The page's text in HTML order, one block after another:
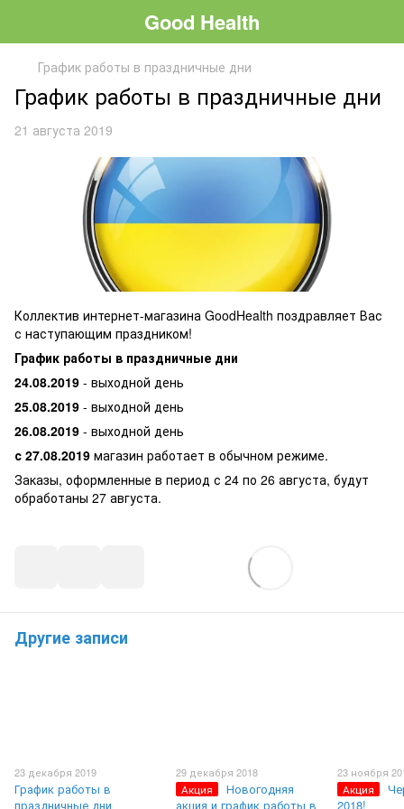
Good Health
График работы в праздничные дни
График работы в праздничные дни
21 августа 2019
Коллектив интернет-магазина GoodHealth поздравляет Вас
с наступающим праздником!
График работы в праздничные дни
24.08.2019 - выходной день
25.08.2019 - выходной день
26.08.2019 - выходной день
с 27.08.2019 магазин работает в обычном режиме.
Заказы, оформленные в период с 24 по 26 августа, будут
обработаны 27 августа.
Другие записи
23 декабря 2019
График работы в
праздничные дни
29 декабря 2018
Акция
Новогодняя
акция и график работы в
23 ноября
Акция
2018!